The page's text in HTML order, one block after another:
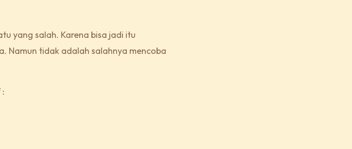
yang salah. Karena bisa jadi itu
Namun tidak adalah salahnya mencoba